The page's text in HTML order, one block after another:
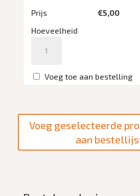
Prijs
€5,00
Hoeveelheid
Voeg toe aan bestelling